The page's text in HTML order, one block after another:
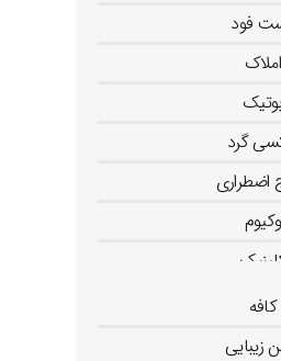
فود
گرد
اضطراری
کافه
زیبایی